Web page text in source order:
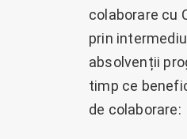
colaborare cu
prin
absolvenții
timp ce
de colaborare: